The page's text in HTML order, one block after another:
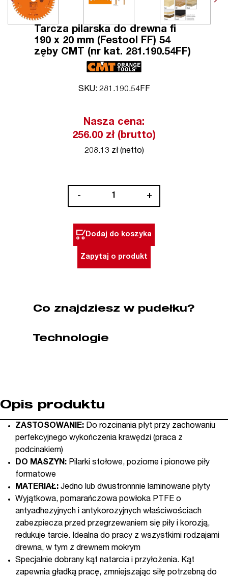
Tarcza pilarska do drewna fi
190 x 20 mm (Festool FF) 54
zęby CMT (nr kat. 281.190.54FF)
SKU: 281.190.54FF
Nasza cena:
256.00 zł (brutto)
208.13 zł (netto)
-
do
drewna
(Festool
54
281.190.54FF)
+
Dodaj do koszyka
Zapytaj o produkt
Co znajdziesz w pudełku?
Technologie
Opis produktu
ZASTOSOWANIE: Do rozcinania płyt przy zachowaniu
perfekcyjnego wykończenia krawędzi (praca z
podcinakiem)
DO MASZYN: Pilarki stołowe, poziome i pionowe piły
formatowe
MATERIAŁ: Jedno lub dwustronnnie laminowane płyty
Wyjątkowa, pomarańczowa powłoka PTFE o
antyadhezyjnych i antykorozyjnych właściwościach
zabezpiecza przed przegrzewaniem się piły i korozją,
redukuje tarcie. Idealna do pracy z wszystkimi rodzajami
drewna, w tym z drewnem mokrym
Specjalnie dobrany kąt natarcia i przyłożenia. Kąt
zapewnia gładką pracę, zmniejszając siłę potrzebną do